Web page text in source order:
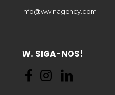
Info@wwinagency.com
W. SIGA-NOS!